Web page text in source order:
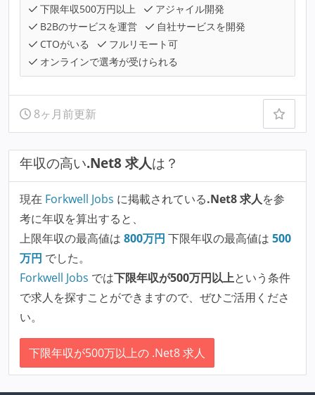
下限年収500万円以上
アジャイル開発
B2Bのサービスを運営
自社サービスを開発
CTOがいる
フルリモート可
オンラインで選考が受けられる
8ヶ月前更新
年収の高い.Net8 求人は？
現在 Forkwell Jobs に掲載されている.Net8 求人を参
考に年収を算出すると、
上限年収の最高値は 800万円 下限年収の最高値は 500
万円 でした。
Forkwell Jobs では下限年収が500万円以上という条件
で求人を探すことができますので、ぜひご活用くださ
い。
下限年収が500万以上の .Net8 求人